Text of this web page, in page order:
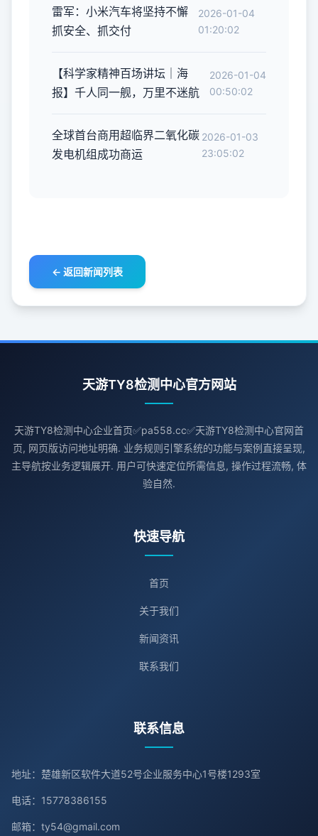
雷军：小米汽车将坚持不懈
抓安全、抓交付
2026-01-04
01:20:02
【科学家精神百场讲坛｜海
报】千人同一舰，万里不迷航
2026-01-04
00:50:02
全球首台商用超临界二氧化碳
发电机组成功商运
2026-01-03
23:05:02
← 返回新闻列表
天游TY8检测中心官方网站
天游TY8检测中心企业首页✅pa558.cc✅天游TY8检测中心官网首
页, 网页版访问地址明确. 业务规则引擎系统的功能与案例直接呈现,
主导航按业务逻辑展开. 用户可快速定位所需信息, 操作过程流畅, 体
验自然.
快速导航
首页
关于我们
新闻资讯
联系我们
联系信息
地址：楚雄新区软件大道52号企业服务中心1号楼1293室
电话：15778386155
邮箱：ty54@gmail.com